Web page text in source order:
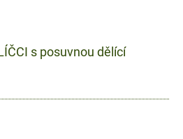
s posuvnou dělící